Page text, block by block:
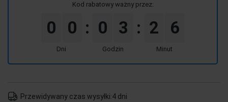
Kod rabatowy ważny przez:
0 0
Dni
: 0 3
Godzin
: 2 6
Minut
Przewidywany czas wysyłki:4 dni